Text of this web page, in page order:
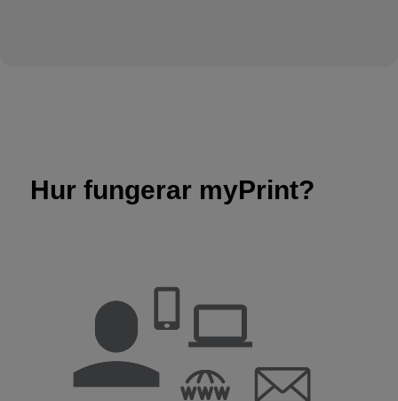
Hur fungerar myPrint?